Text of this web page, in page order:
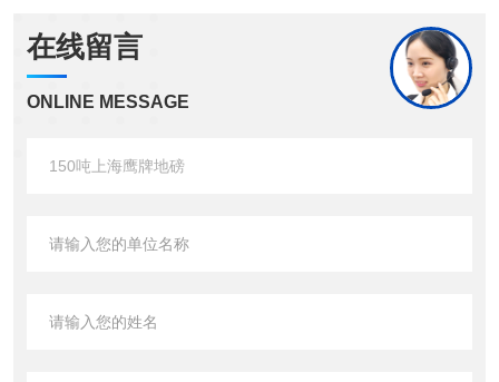
在线留言
ONLINE MESSAGE